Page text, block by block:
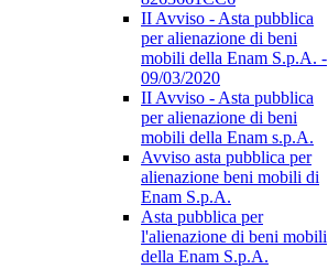
II Avviso - Asta pubblica
per alienazione di beni
mobili della Enam S.p.A. -
09/03/2020
II Avviso - Asta pubblica
per alienazione di beni
mobili della Enam s.p.A.
Avviso asta pubblica per
alienazione beni mobili di
Enam S.p.A.
Asta pubblica per
l'alienazione di beni mobili
della Enam S.p.A.